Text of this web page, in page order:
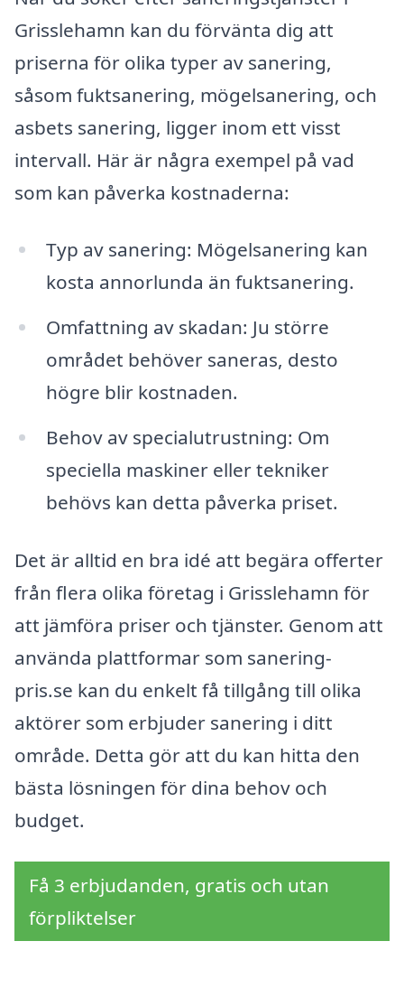
Grisslehamn kan du förvänta dig att
priserna för olika typer av sanering,
såsom fuktsanering, mögelsanering, och
asbets sanering, ligger inom ett visst
intervall. Här är några exempel på vad
som kan påverka kostnaderna:
Typ av sanering: Mögelsanering kan
kosta annorlunda än fuktsanering.
Omfattning av skadan: Ju större
området behöver saneras, desto
högre blir kostnaden.
Behov av specialutrustning: Om
speciella maskiner eller tekniker
behövs kan detta påverka priset.
Det är alltid en bra idé att begära offerter
från flera olika företag i Grisslehamn för
att jämföra priser och tjänster. Genom att
använda plattformar som sanering-
pris.se kan du enkelt få tillgång till olika
aktörer som erbjuder sanering i ditt
område. Detta gör att du kan hitta den
bästa lösningen för dina behov och
budget.
Få 3 erbjudanden, gratis och utan
förpliktelser